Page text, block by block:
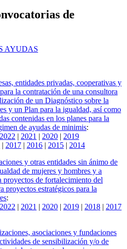
de
AYUDAS
entidades privadas, cooperativas y
la contratación de una consultora
de un Diagnóstico sobre la
y un Plan para la igualdad, así como
contenidas en los planes para la
de ayudas de minimis:
2022 | 2021 | 2020 | 2019
| 2017 | 2016 | 2015 | 2014
y otras entidades sin ánimo de
de mujeres y hombres y a
proyectos de fortalecimiento del
proyectos estratégicos para la
:
2022 | 2021 | 2020 | 2019 | 2018 | 2017
asociaciones y fundaciones
de sensibilización y/o de